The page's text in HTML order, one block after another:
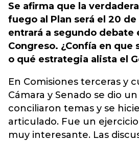
Se afirma que la
fuego al Plan será el 20
entrará a segundo debate
Congreso. ¿Confía en que
o qué estrategia alista el
En Comisiones terceras y
Cámara y Senado se dio
conciliaron temas y se
articulado. Fue un
muy interesante. Las